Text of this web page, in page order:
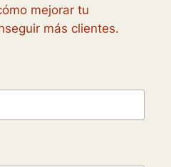
mejorar tu
más clientes.